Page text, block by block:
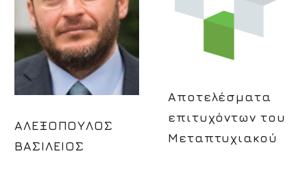
ΑΛΕΞΟΠΟΥΛΟΣ
ΒΑΣΙΛΕΙΟΣ
Αποτελέσματα
επιτυχόντων του
Μεταπτυχιακού